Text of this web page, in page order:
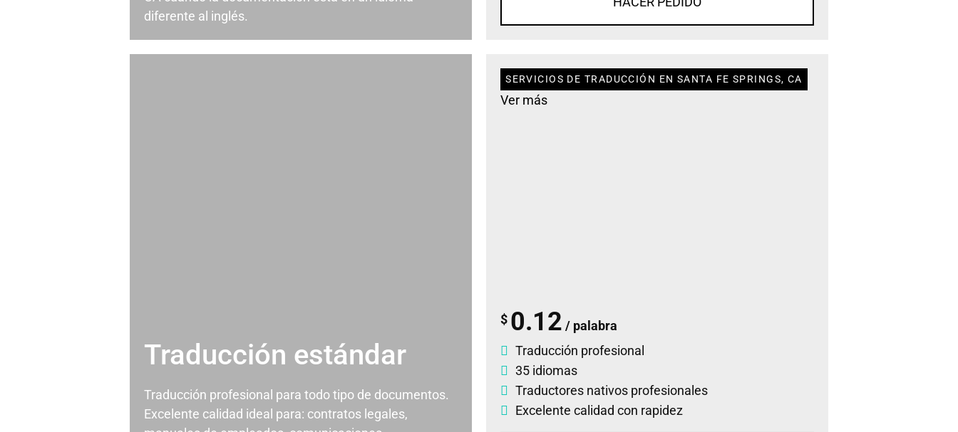
diferente al inglés.
Traducción estándar
Traducción profesional para todo tipo de documentos.
Excelente calidad ideal para: contratos legales,
SERVICIOS DE TRADUCCIÓN EN SANTA FE SPRINGS, CA
Ver más
$ 0.12 / palabra
Traducción profesional
35 idiomas
Traductores nativos profesionales
Excelente calidad con rapidez